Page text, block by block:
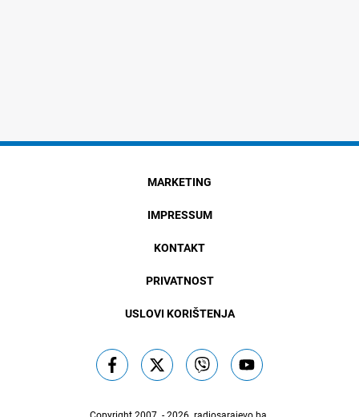
MARKETING
IMPRESSUM
KONTAKT
PRIVATNOST
USLOVI KORIŠTENJA